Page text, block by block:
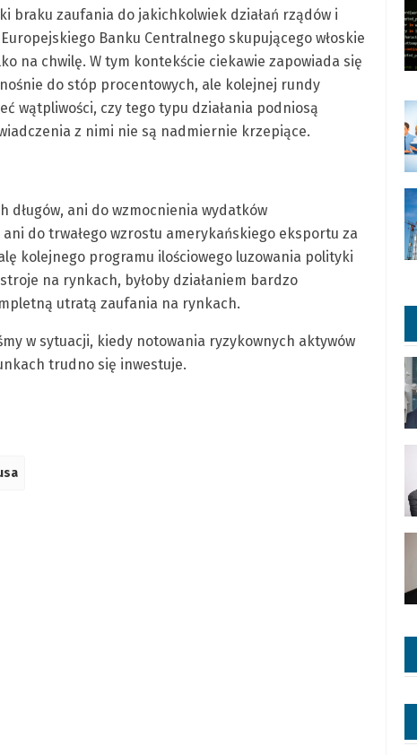
braku zaufania do jakichkolwiek działań rządów i
Banku Centralnego skupującego włoskie
na chwilę. W tym kontekście ciekawie zapowiada się
do stóp procentowych, ale kolejnej rundy
wątpliwości, czy tego typu działania podniosą
z nimi nie są nadmiernie krzepiące.
długów, ani do wzmocnienia wydatków
do trwałego wzrostu amerykańskiego eksportu za
kolejnego programu ilościowego luzowania polityki
na rynkach, byłoby działaniem bardzo
utratą zaufania na rynkach.
w sytuacji, kiedy notowania ryzykownych aktywów
trudno się inwestuje.